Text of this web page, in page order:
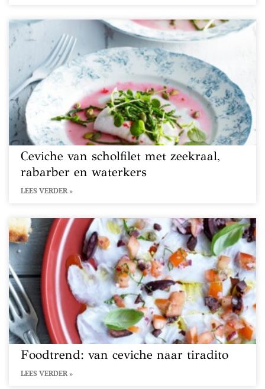
Ceviche van scholfilet met zeekraal,
rabarber en waterkers
LEES VERDER »
Foodtrend: van ceviche naar tiradito
LEES VERDER »